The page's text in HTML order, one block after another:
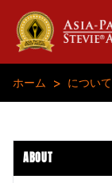
ホーム > について
ABOUT